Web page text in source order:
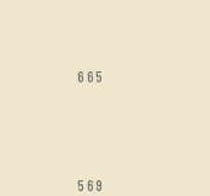
665
569